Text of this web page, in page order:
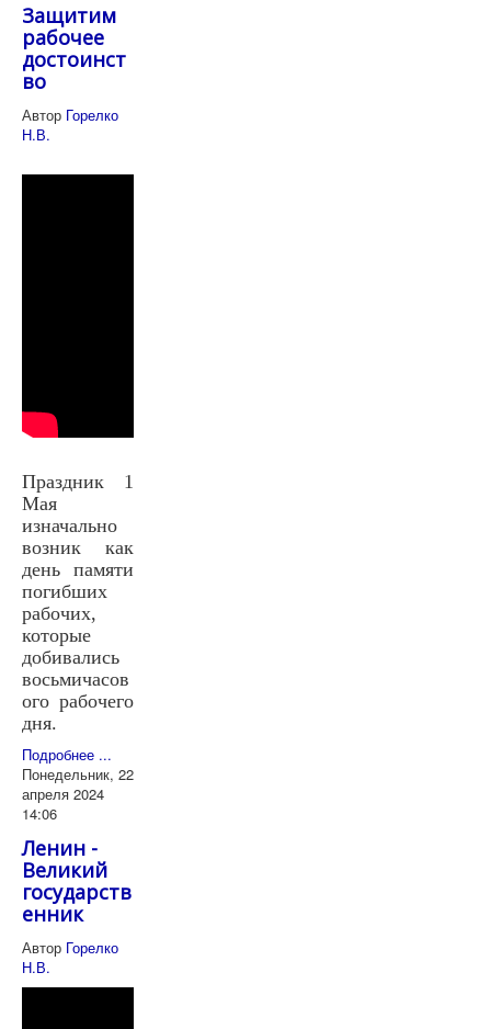
Защитим
рабочее
достоинст
во
Автор Горелко
Н.В.
Праздник 1
Мая
изначально
возник как
день памяти
погибших
рабочих,
которые
добивались
восьмичасов
ого рабочего
дня.
Подробнее ...
Понедельник, 22
апреля 2024
14:06
Ленин -
Великий
государств
енник
Автор Горелко
Н.В.